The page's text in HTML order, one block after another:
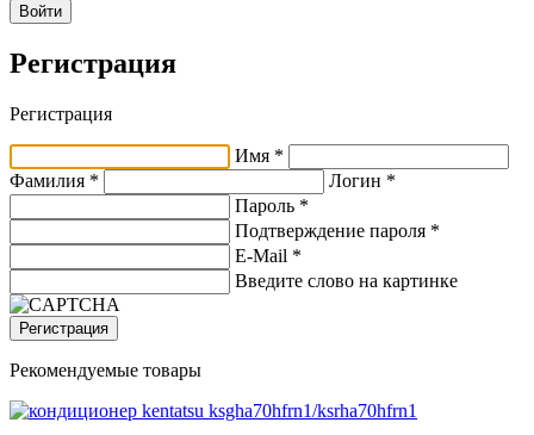
Войти
Регистрация
Регистрация
Имя *
Фамилия *
Логин *
Пароль *
Подтверждение пароля *
E-Mail *
Введите слово на картинке
Регистрация
Рекомендуемые товары